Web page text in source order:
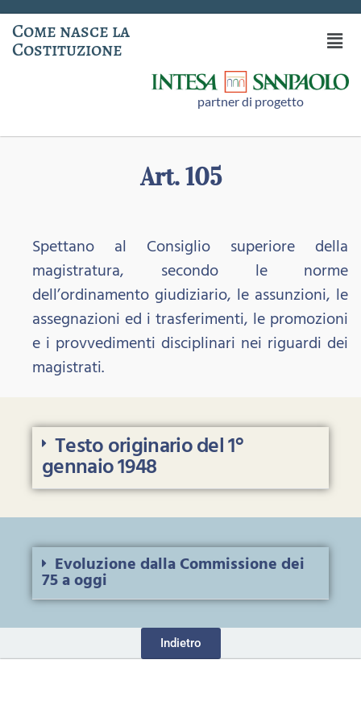
Come nasce la
Costituzione
partner di progetto
Art. 105
Spettano al Consiglio superiore della
magistratura, secondo le norme
dell’ordinamento giudiziario, le assunzioni, le
assegnazioni ed i trasferimenti, le promozioni
e i provvedimenti disciplinari nei riguardi dei
magistrati.
Testo originario del 1°
gennaio 1948
Evoluzione dalla Commissione dei
75 a oggi
Indietro